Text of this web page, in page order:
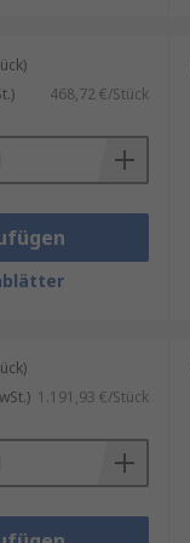
468,72 €/Stück
1.191,93 €/Stück